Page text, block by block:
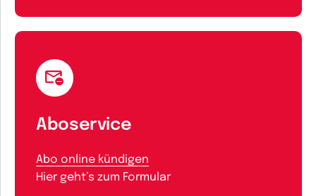
Aboservice
Abo online kündigen
Hier geht’s zum Formular